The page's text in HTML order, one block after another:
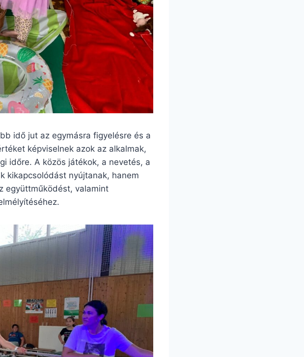
idő jut az egymásra figyelésre és a
képviselnek azok az alkalmak,
időre. A közös játékok, a nevetés, a
kikapcsolódást nyújtanak, hanem
együttműködést, valamint